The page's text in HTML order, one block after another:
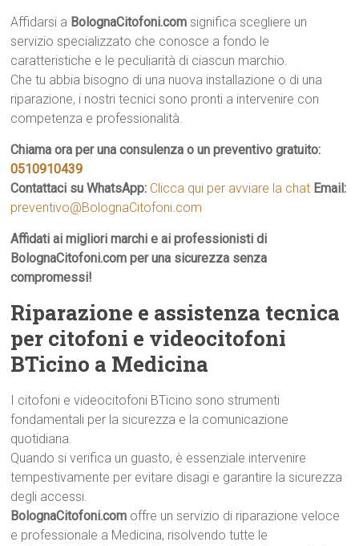
Affidarsi a BolognaCitofoni.com significa scegliere un
servizio specializzato che conosce a fondo le
caratteristiche e le peculiarità di ciascun marchio.
Che tu abbia bisogno di una nuova installazione o di una
riparazione, i nostri tecnici sono pronti a intervenire con
competenza e professionalità.
Chiama ora per una consulenza o un preventivo gratuito:
0510910439
Contattaci su WhatsApp: Clicca qui per avviare la chat Email:
preventivo@BolognaCitofoni.com
Affidati ai migliori marchi e ai professionisti di
BolognaCitofoni.com per una sicurezza senza
compromessi!
Riparazione e assistenza tecnica
per citofoni e videocitofoni
BTicino a Medicina
I citofoni e videocitofoni BTicino sono strumenti
fondamentali per la sicurezza e la comunicazione
quotidiana.
Quando si verifica un guasto, è essenziale intervenire
tempestivamente per evitare disagi e garantire la sicurezza
degli accessi.
BolognaCitofoni.com offre un servizio di riparazione veloce
e professionale a Medicina, risolvendo tutte le